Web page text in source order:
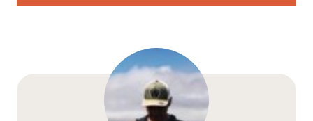
Répondre
romain blachier